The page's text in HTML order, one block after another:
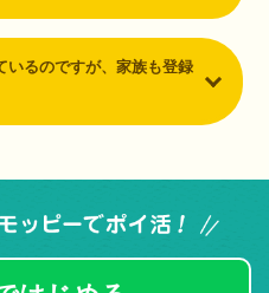
いるのですが、家族も登録